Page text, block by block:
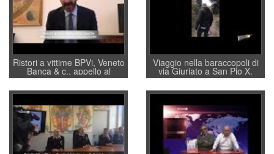
Ristori a vittime BPVi, Veneto
Banca & c., appello al
sottosegretario Alessio
Villarosa: per mettere ordine
convochi con Di Maio CNCU
a supporto della cabina di
regia al Mef
Viaggio nella baraccopoli di
via Giuriato a San Pio X.
Vicenza ai Vicentini: “faremo
un regalo di Natale ai
residenti”